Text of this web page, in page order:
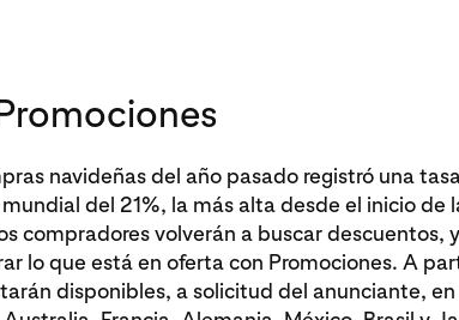
navideñas del año pasado registró una
del 21%, la más alta desde el inicio de
compradores volverán a buscar descuentos,
lo que está en oferta con Promociones. A
disponibles, a solicitud del anunciante, en